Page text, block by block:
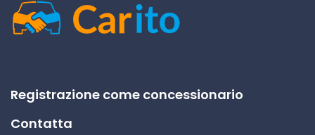
Registrazione come concessionario
Contatta